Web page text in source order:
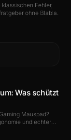
Fehler,
ohne Blabla.
Was schützt
Mauspad?
und echter